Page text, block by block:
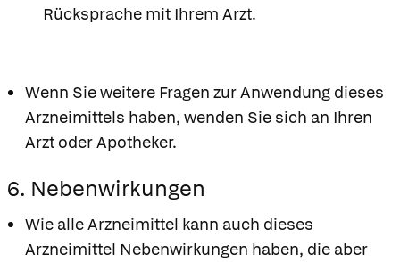
Rücksprache mit Ihrem Arzt.
Wenn Sie weitere Fragen zur Anwendung dieses
Arzneimittels haben, wenden Sie sich an Ihren
Arzt oder Apotheker.
6. Nebenwirkungen
Wie alle Arzneimittel kann auch dieses
Arzneimittel Nebenwirkungen haben, die aber